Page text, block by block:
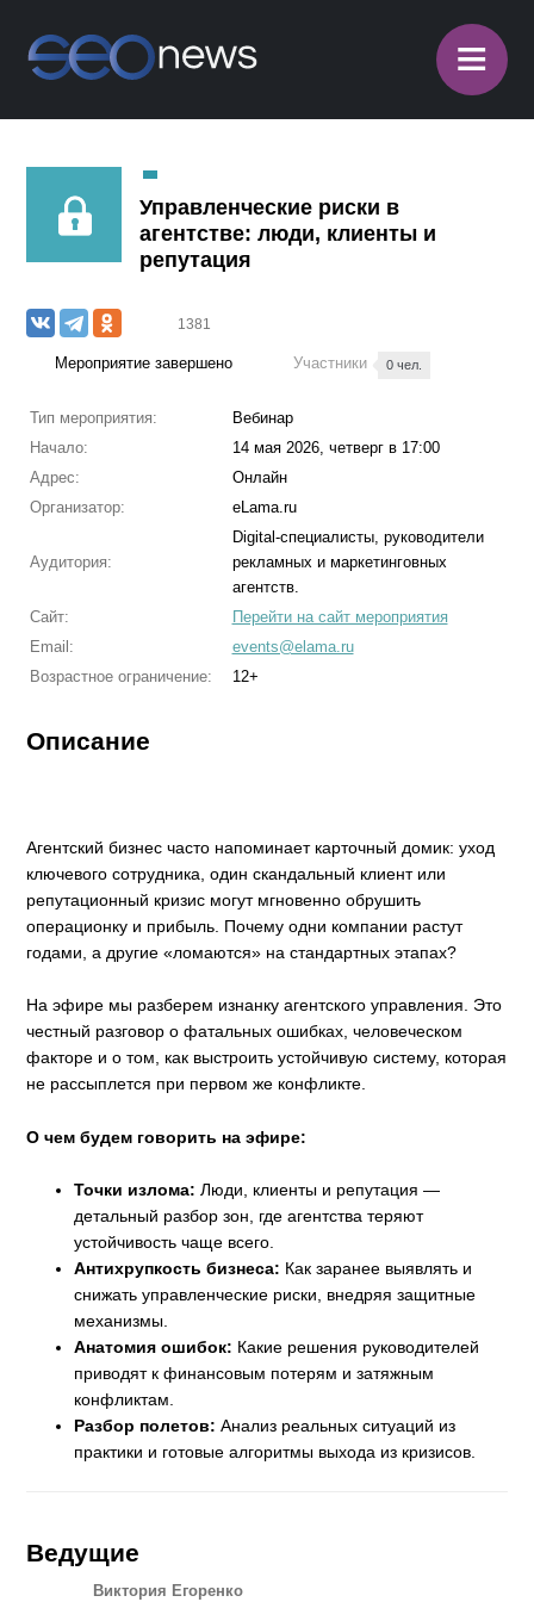
≡
Управленческие риски в
агентстве: люди, клиенты и
репутация
1381
Мероприятие завершено Участники 0 чел.
Тип мероприятия:
Вебинар
Начало:
14 мая 2026, четверг в 17:00
Адрес:
Онлайн
Организатор:
eLama.ru
Аудитория:
Digital-специалисты, руководители
рекламных и маркетинговных
агентств.
Сайт:
Перейти на сайт мероприятия
Email:
events@elama.ru
Возрастное ограничение:
12+
Описание
Агентский бизнес часто напоминает карточный домик: уход
ключевого сотрудника, один скандальный клиент или
репутационный кризис могут мгновенно обрушить
операционку и прибыль. Почему одни компании растут
годами, а другие «ломаются» на стандартных этапах?
На эфире мы разберем изнанку агентского управления. Это
честный разговор о фатальных ошибках, человеческом
факторе и о том, как выстроить устойчивую систему, которая
не рассыплется при первом же конфликте.
О чем будем говорить на эфире:
Точки излома:Люди, клиенты и репутация —
детальный разбор зон, где агентства теряют
устойчивость чаще всего.
Антихрупкость бизнеса: Как заранее выявлять и
снижать управленческие риски, внедряя защитные
механизмы.
Анатомия ошибок: Какие решения руководителей
приводят к финансовым потерям и затяжным
конфликтам.
Разбор полетов:Анализ реальных ситуаций из
практики и готовые алгоритмы выхода из кризисов.
Ведущие
Виктория Егоренко